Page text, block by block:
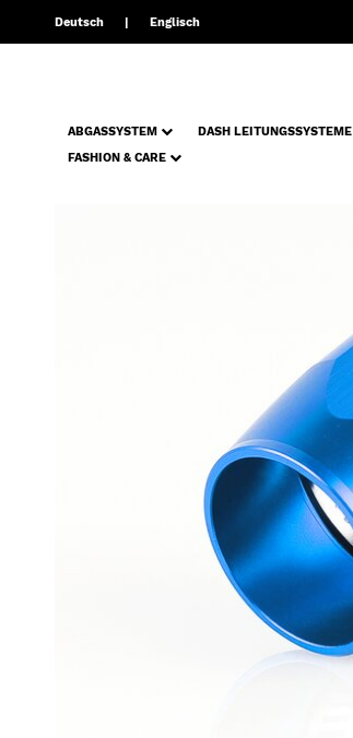
Deutsch Englisch
ABGASSYSTEM DASH LEITUNGSSYSTEME
FASHION & CARE